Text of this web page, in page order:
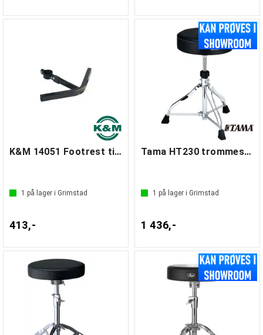
K&M 14051 Footrest til stol 14052/14053
1 på lager i Grimstad
413,-
Tama HT230 trommestol
1 på lager i Grimstad
1 436,-